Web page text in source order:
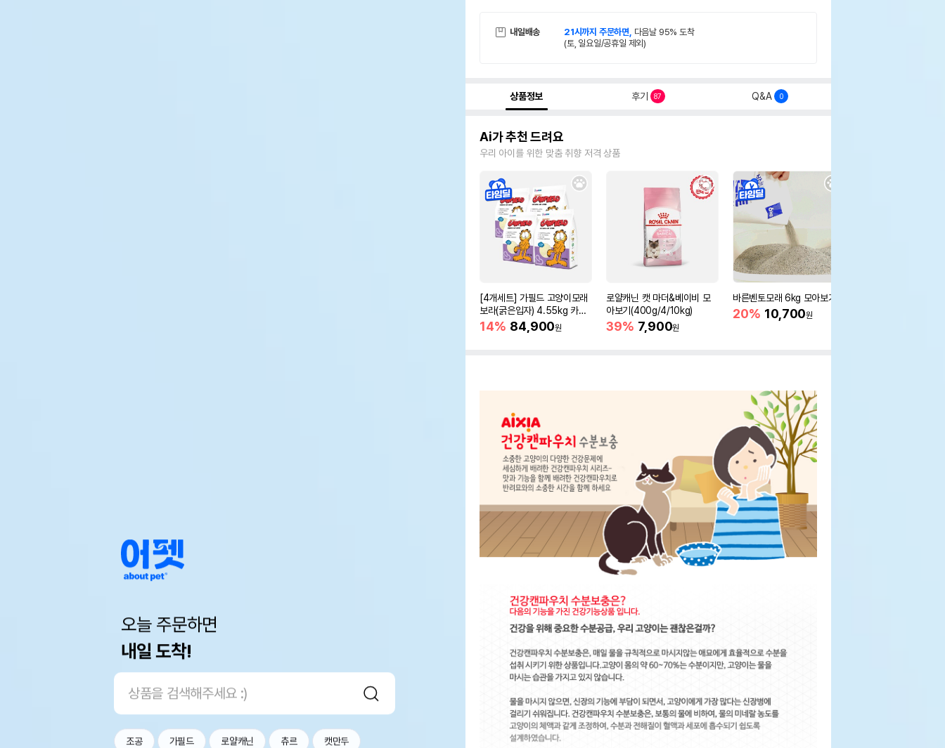
오늘 주문하면
내일 도착!
조공 가필드 로얄캐닌 츄르 캣만두
내일배송 21시까지 주문하면, 다음날 95% 도착
(토, 일요일/공휴일 제외)
상품정보 후기 87 Q&A 0
Ai가 추천 드려요
우리 아이를 위한 맞춤 취향 저격 상품
[4개세트] 가필드 고양이모래
보라(굵은입자) 4.55kg 카사
바모래
14% 84,900원
로얄캐닌 캣 마더&베이비 모
아보기(400g/4/10kg)
39% 7,900원
바른벤토모래 6kg 모아보기
20% 10,700원